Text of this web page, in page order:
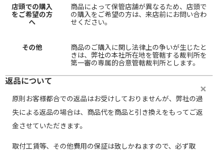
店頭での購入
をご希望の方
へ
商品によって保管店舗が異なるため、店頭で
の購入をご希望の方は、来店前にお問い合わ
せください。
その他
商品のご購入に関し法律上の争いが生じたと
きは、弊社の本社所在地を管轄する裁判所を
第一審の専属的合意管轄裁判所とします。
返品について
原則お客様都合での返品はお受けしておりませんが、弊社の過
失による返品の場合は、商品代を商品と引き換えをもってご返
金させていただきます。
取付工賃等、その他費用の保証は致しかねますので、必ず取